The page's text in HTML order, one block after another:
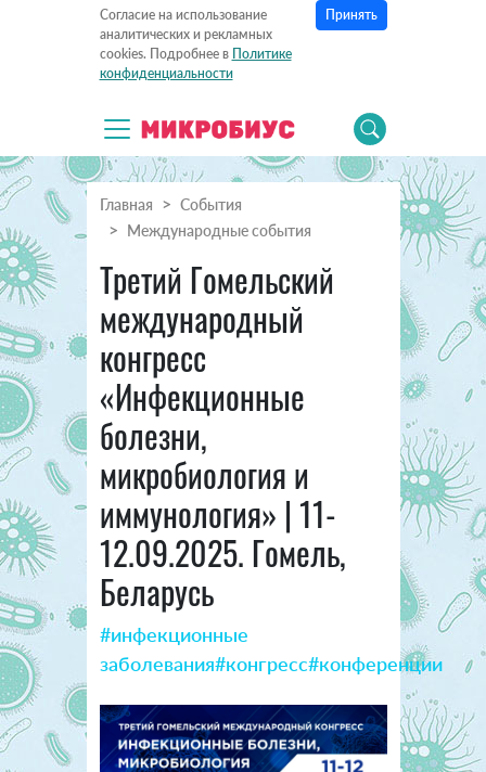
Согласие на использование
аналитических и рекламных
cookies. Подробнее в Политике
конфиденциальности
Принять
Главная
События
Международные события
Третий Гомельский
международный
конгресс
«Инфекционные
болезни,
микробиология и
иммунология» | 11-
12.09.2025. Гомель,
Беларусь
#инфекционные
заболевания#конгресс#конференции